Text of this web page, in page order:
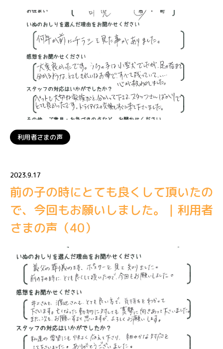
利用者さまの声
2023.9.17
前の子の時にとても良くして頂いたの
で、今回もお願いしました。｜利用者
さまの声（40）